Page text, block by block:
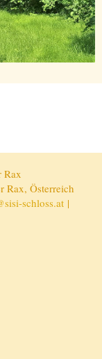
Rax
Rax, Österreich
schloss.at|